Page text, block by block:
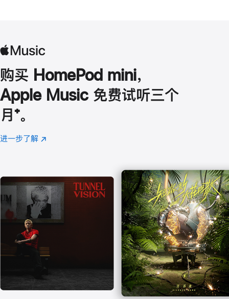
购买 HomePod mini，
Apple Music 免费试听三个
月 脚
注
⁺。
进一步了解 Apple
(在
口
中
打
开)